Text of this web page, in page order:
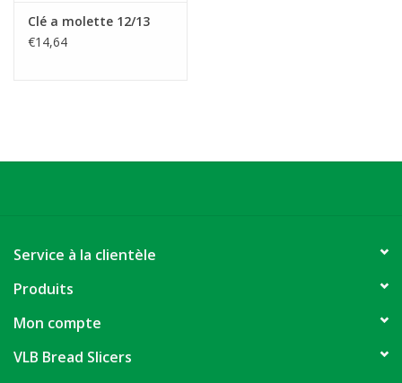
Clé a molette 12/13
€14,64
Service à la clientèle
Produits
Mon compte
VLB Bread Slicers